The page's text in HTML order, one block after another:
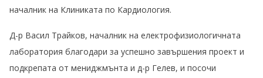
началник на Клиниката по Кардиология.
Д-р Васил Трайков, началник на електрофизиологичната
лаборатория благодари за успешно завършения проект и
подкрепата от мениджмънта и д-р Гелев, и посочи